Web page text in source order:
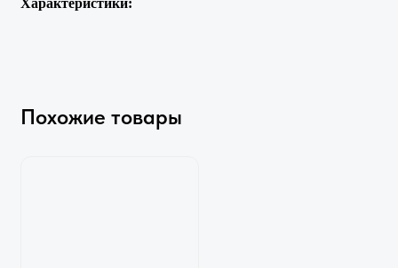
Характеристики:
Похожие товары